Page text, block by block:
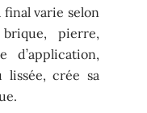
final varie selon
pierre,
d’application,
lissée, crée sa